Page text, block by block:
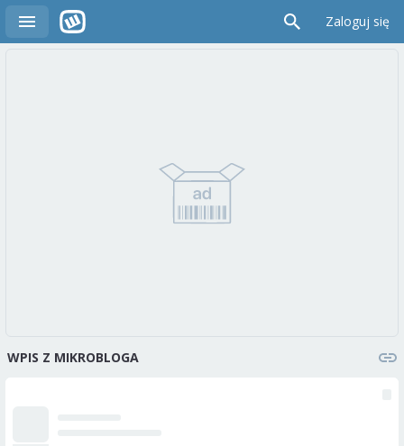
Zaloguj się
WPIS Z MIKROBLOGA